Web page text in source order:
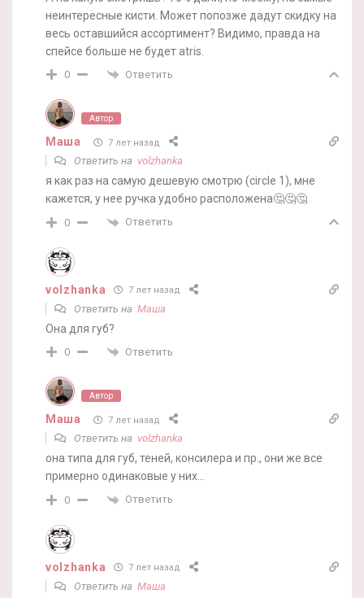
неинтересные кисти. Может попозже дадут скидку на
весь оставшийся ассортимент? Видимо, правда на
спейсе больше не будет atris.
0 Ответить
Автор
Маша 7 лет назад
Ответить на volzhanka
я как раз на самую дешевую смотрю (circle 1), мне
кажется, у нее ручка удобно расположена🤔🤔🤔
0 Ответить
volzhanka 7 лет назад
Ответить на Маша
Она для губ?
0 Ответить
Автор
Маша 7 лет назад
Ответить на volzhanka
она типа для губ, теней, консилера и пр., они же все
примерно одинаковые у них…
0 Ответить
volzhanka 7 лет назад
Ответить на Маша